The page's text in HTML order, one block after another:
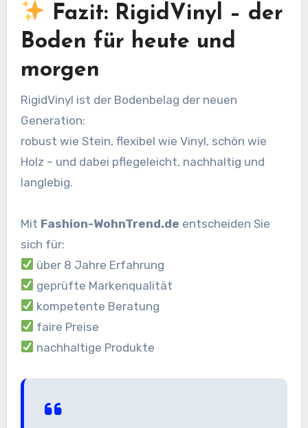
Fazit: RigidVinyl – der
Boden für heute und
morgen
RigidVinyl ist der Bodenbelag der neuen
Generation:
robust wie Stein, flexibel wie Vinyl, schön wie
Holz – und dabei pflegeleicht, nachhaltig und
langlebig.
Mit Fashion-WohnTrend.de entscheiden Sie
sich für:
über 8 Jahre Erfahrung
geprüfte Markenqualität
kompetente Beratung
faire Preise
nachhaltige Produkte